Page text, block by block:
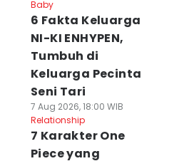
Baby
6 Fakta Keluarga
NI-KI ENHYPEN,
Tumbuh di
Keluarga Pecinta
Seni Tari
7 Aug 2026, 18:00 WIB
Relationship
7 Karakter One
Piece yang